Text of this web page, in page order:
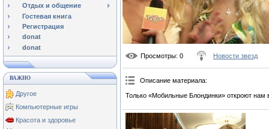
Отдых и общение
Гостевая книга
Регистрация
donat
donat
ВАЖНО
Другое
Компьютерные игры
Красота и здоровье
Просмотры: 0 Новости звезд
Описание материала:
Только «Мобильные Блондинки» откроют нам